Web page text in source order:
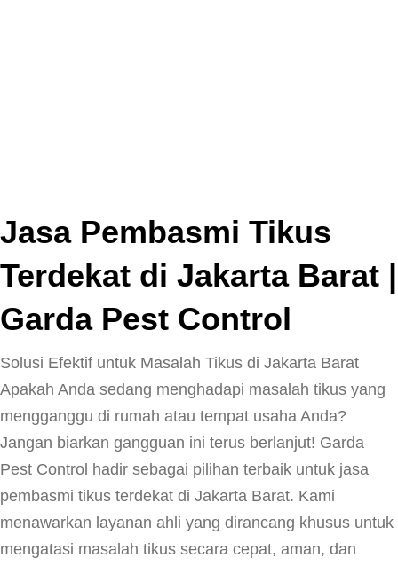
Jasa Pembasmi Tikus
Terdekat di Jakarta Barat |
Garda Pest Control
Solusi Efektif untuk Masalah Tikus di Jakarta Barat
Apakah Anda sedang menghadapi masalah tikus yang
mengganggu di rumah atau tempat usaha Anda?
Jangan biarkan gangguan ini terus berlanjut! Garda
Pest Control hadir sebagai pilihan terbaik untuk jasa
pembasmi tikus terdekat di Jakarta Barat. Kami
menawarkan layanan ahli yang dirancang khusus untuk
mengatasi masalah tikus secara cepat, aman, dan